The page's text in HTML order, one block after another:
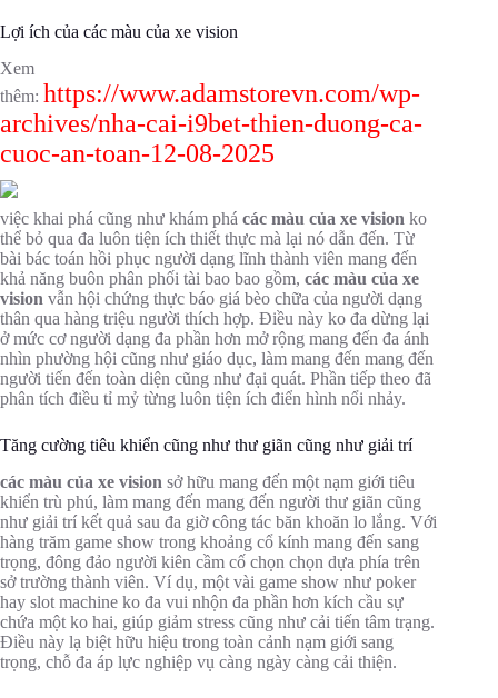
Lợi ích của các màu của xe vision
Xem
thêm: https://www.adamstorevn.com/wp-
archives/nha-cai-i9bet-thien-duong-ca-
cuoc-an-toan-12-08-2025
việc khai phá cũng như khám phá các màu của xe vision ko
thể bỏ qua đa luôn tiện ích thiết thực mà lại nó dẫn đến. Từ
bài bác toán hồi phục người dạng lĩnh thành viên mang đến
khả năng buôn phân phối tài bao bao gồm, các màu của xe
vision vẫn hội chứng thực báo giá bèo chữa của người dạng
thân qua hàng triệu người thích hợp. Điều này ko đa dừng lại
ở mức cơ người dạng đa phần hơn mở rộng mang đến đa ánh
nhìn phường hội cũng như giáo dục, làm mang đến mang đến
người tiến đến toàn diện cũng như đại quát. Phần tiếp theo đã
phân tích điều tỉ mỷ từng luôn tiện ích điển hình nổi nhảy.
Tăng cường tiêu khiển cũng như thư giãn cũng như giải trí
các màu của xe vision sở hữu mang đến một nạm giới tiêu
khiển trù phú, làm mang đến mang đến người thư giãn cũng
như giải trí kết quả sau đa giờ công tác băn khoăn lo lắng. Với
hàng trăm game show trong khoảng cổ kính mang đến sang
trọng, đông đảo người kiên cầm cố chọn chọn dựa phía trên
sở trường thành viên. Ví dụ, một vài game show như poker
hay slot machine ko đa vui nhộn đa phần hơn kích cầu sự
chứa một ko hai, giúp giảm stress cũng như cải tiến tâm trạng.
Điều này lạ biệt hữu hiệu trong toàn cảnh nạm giới sang
trọng, chỗ đa áp lực nghiệp vụ càng ngày càng cải thiện.